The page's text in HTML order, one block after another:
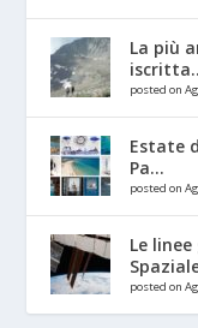
La più
posted on
Estate
Pa...
posted on
Le
posted on